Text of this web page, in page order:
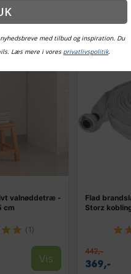
valnøddetræ -
cm
(1)
Vis
TILBUD
Flad
Storz
442,-
369,-
med tilbud og inspiration. Du
Læs mere i vores privatlivspolitik.